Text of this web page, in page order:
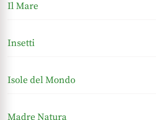
Il Mare
Insetti
Isole del Mondo
Madre Natura